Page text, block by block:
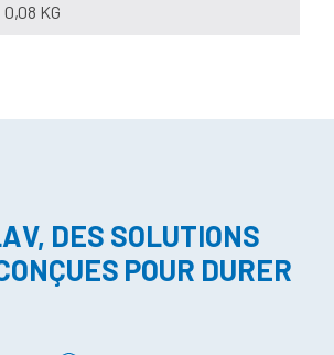
0,08 KG
DES SOLUTIONS
POUR DURER